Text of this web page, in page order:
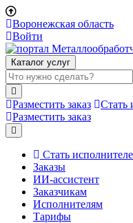
Воронежская область
Войти
Каталог услуг
Разместить заказ
Стать
Разместить заказ
Стать
Заказы
ИИ-ассистент
Заказчикам
Исполнителям
Тарифы